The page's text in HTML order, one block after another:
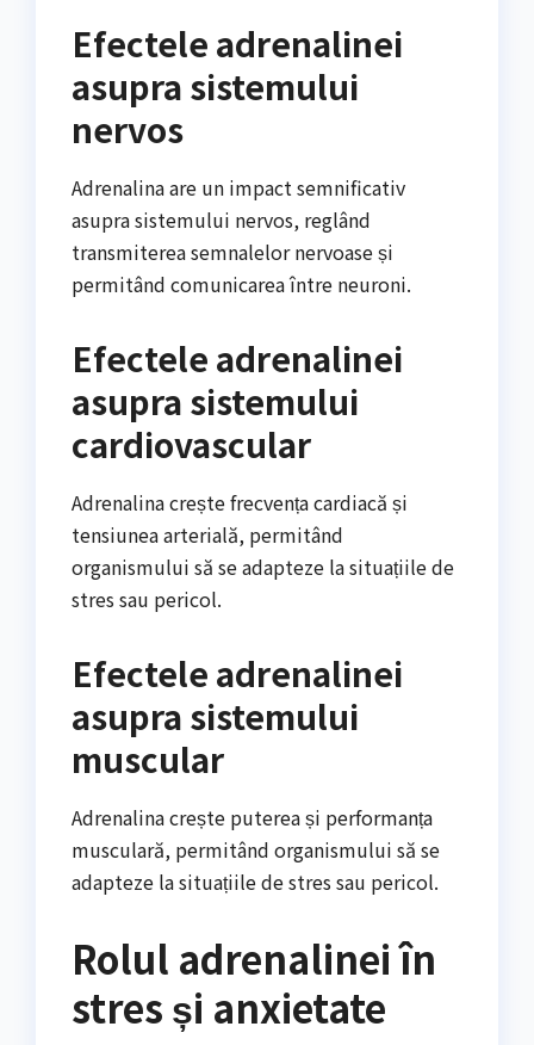
Efectele adrenalinei
asupra sistemului
nervos
Adrenalina are un impact semnificativ
asupra sistemului nervos, reglând
transmiterea semnalelor nervoase și
permitând comunicarea între neuroni.
Efectele adrenalinei
asupra sistemului
cardiovascular
Adrenalina crește frecvența cardiacă și
tensiunea arterială, permitând
organismului să se adapteze la situațiile de
stres sau pericol.
Efectele adrenalinei
asupra sistemului
muscular
Adrenalina crește puterea și performanța
musculară, permitând organismului să se
adapteze la situațiile de stres sau pericol.
Rolul adrenalinei în
stres și anxietate